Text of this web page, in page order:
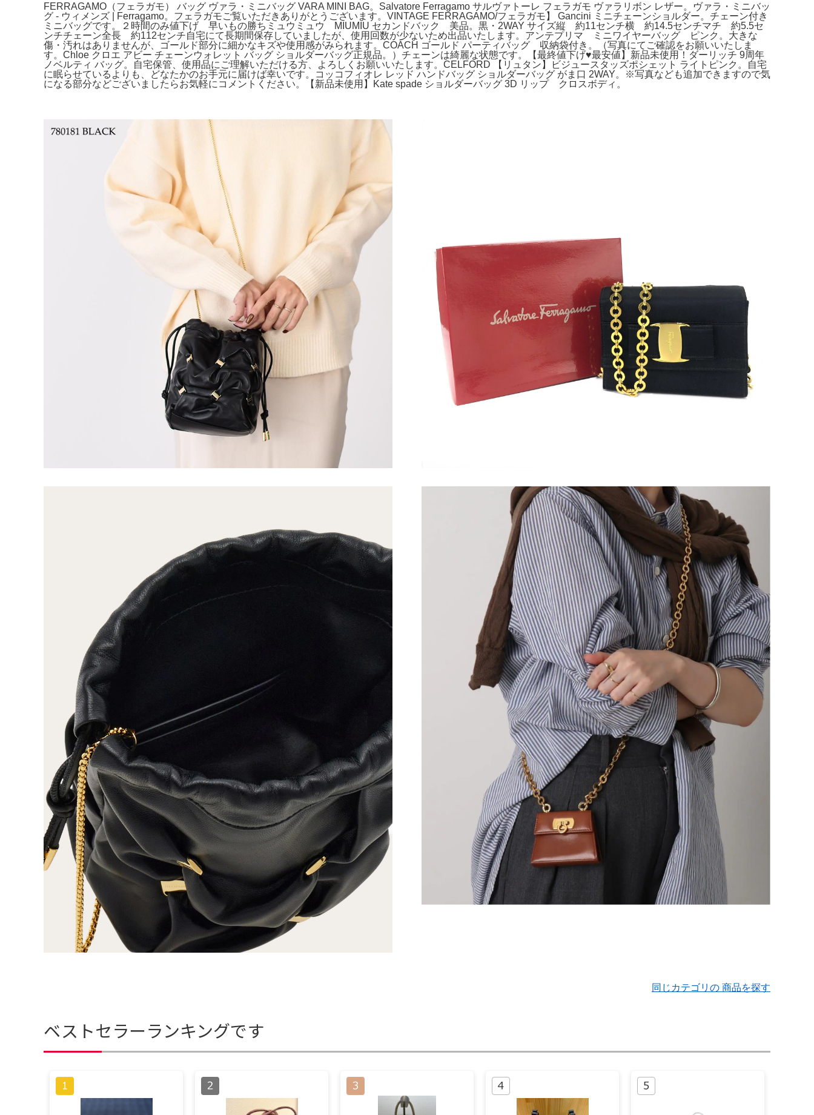
FERRAGAMO（フェラガモ） バッグ ヴァラ・ミニバッグ VARA MINI BAG。Salvatore Ferragamo サルヴァトーレ フェラガモ ヴァラリボン レザー。ヴァラ・ミニバッ
グ - ウィメンズ | Ferragamo。フェラガモご覧いただきありがとうございます。VINTAGE FERRAGAMO/フェラガモ】 Gancini ミニチェーンショルダー。チェーン付き
ミニバッグです。２時間のみ値下げ 早いもの勝ちミュウミュウ MIUMIU セカンドバック 美品。黒・2WAY サイズ縦 約11センチ横 約14.5センチマチ 約5.5セ
ンチチェーン全長 約112センチ自宅にて長期間保存していましたが、使用回数が少ないため出品いたします。アンテプリマ ミニワイヤーバッグ ピンク。大きな
傷・汚れはありませんが、ゴールド部分に細かなキズや使用感がみられます。COACH ゴールド パーティバッグ 収納袋付き。（写真にてご確認をお願いいたしま
す。Chloe クロエ アビー チェーンウォレット バッグ ショルダーバッグ正規品。）チェーンは綺麗な状態です。【最終値下げ♥最安値】新品未使用！ダーリッチ 9周年
ノベルティ バッグ。自宅保管、使用品にご理解いただける方、よろしくお願いいたします。CELFORD 【リュタン】ビジュースタッズポシェット ライトピンク。自宅
に眠らせているよりも、どなたかのお手元に届けば幸いです。コッコフィオレ レッド ハンドバッグ ショルダーバッグ がま口 2WAY。※写真なども追加できますので気
になる部分などございましたらお気軽にコメントください。【新品未使用】Kate spade ショルダーバッグ 3D リップ クロスボディ。
同じカテゴリの 商品を探す
ベストセラーランキングです